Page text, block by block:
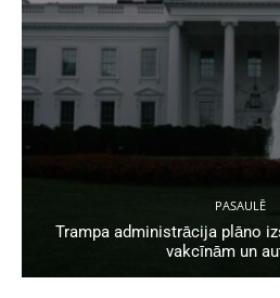
PASAULĒ
Trampa administrācija plāno
vakcīnām un